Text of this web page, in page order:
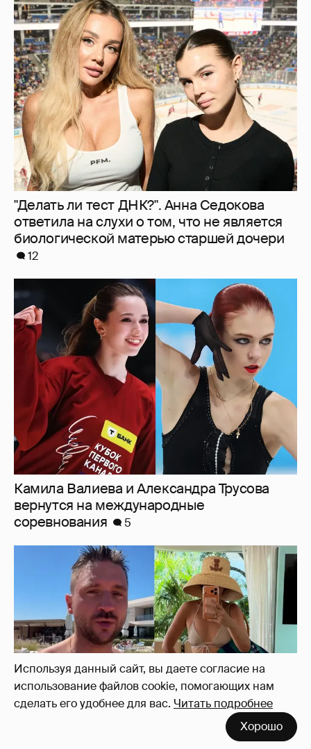
Используя данный сайт, вы даете согласие на
использование файлов cookie, помогающих нам
сделать его удобнее для вас. Читать подробнее
Хорошо
"Делать ли тест ДНК?". Анна Седокова
ответила на слухи о том, что не является
биологической матерью старшей дочери
12
Камила Валиева и Александра Трусова
вернутся на международные
соревнования
5
От Шанхая до Мальдив: как отдыхают
Сергей Лазарев с детьми, Ксения Собчак
и Наиля Аскер-заде
10